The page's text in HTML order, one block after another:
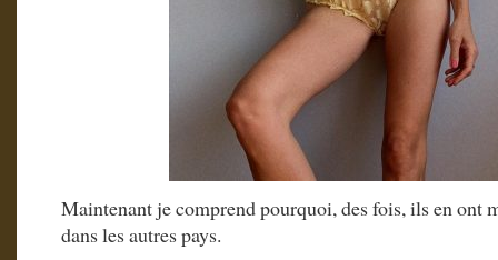
Maintenant je comprend pourquoi, des fois, ils en ont
dans les autres pays.